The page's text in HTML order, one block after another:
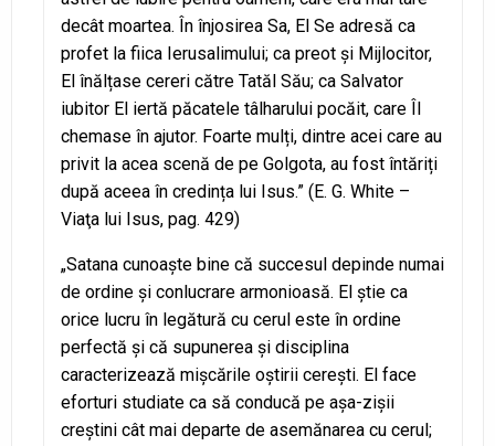
decât moartea. În înjosirea Sa, El Se adresă ca
profet la fiica Ierusalimului; ca preot și Mijlocitor,
El înălțase cereri către Tatăl Său; ca Salvator
iubitor El iertă păcatele tâlharului pocăit, care Îl
chemase în ajutor. Foarte mulți, dintre acei care au
privit la acea scenă de pe Golgota, au fost întăriți
după aceea în credința lui Isus.” (E. G. White –
Viaţa lui Isus, pag. 429)
„Satana cunoaște bine că succesul depinde numai
de ordine și conlucrare armonioasă. El știe ca
orice lucru în legătură cu cerul este în ordine
perfectă și că supunerea și disciplina
caracterizează mișcările oștirii cerești. El face
eforturi studiate ca să conducă pe așa-zișii
creștini cât mai departe de asemănarea cu cerul;